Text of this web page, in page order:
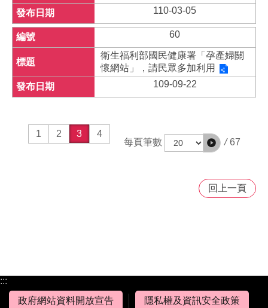
110-03-05
60
衛生福利部國民健康署「孕產婦關
懷網站」，請民眾多加利用
109-09-22
1 2 3
4
每頁筆數
/ 67
回上一頁
:::
政府網站資料開放宣告
隱私權及資訊安全政策